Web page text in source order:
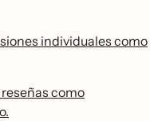
individuales como
como